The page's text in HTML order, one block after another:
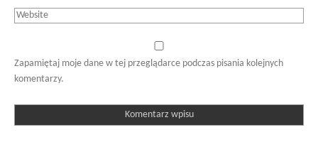
Zapamiętaj moje dane w tej przeglądarce podczas pisania kolejnych
komentarzy.